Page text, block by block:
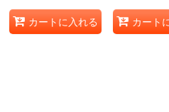
カートに入れる カート